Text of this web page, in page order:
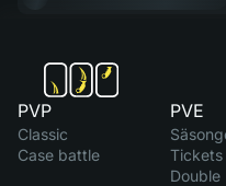
PVP
Classic
Case battle
PVE
Tickets
Double